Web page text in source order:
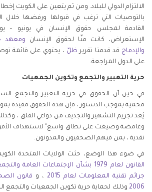
الالتزام الدولي للبلاد. ومن ثم يتعين على الكويت
بالتوصيات التي ترغب في قبولها ورفضها خلال
الإستعراض، كانت منّا لحقوق الإنسان ومعهد
والإدماج قد قدمتا تقرير ظلّ ، يحتوي على قائمة
على الدول المراجعة.
حرية التعبير والتجمع وتكوين الجمعيات
في حين أن الحقوق في حرية التعبير والتجمع
محمية بموجب الدستور ، فإن هذه الحقوق مقيدة
يُعد تجريم التشهير والتجديف من دواعي القلق ،
وغامضة وصيغت على نطاق واسع" لاستهداف
نقدية ، بمن فيهم الصحفيون والمدونون.
في ضوء هذا الوضع، حثت الولايات المتحدة
القانون لعام 1979 بشأن الإجتماعات العامة والتجمعات
جرائم تقنية المعلومات لعام 2015
، و قانون
2006 وذلك لحماية حرية تكوين الجمعيات والتجمع